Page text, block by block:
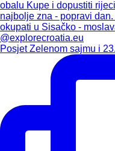
Posjet Zelenom sajmu i